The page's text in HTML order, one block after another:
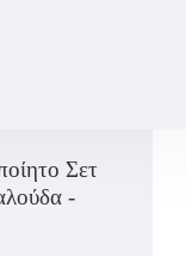
κολιέ για
του
δικής
Σετ
-